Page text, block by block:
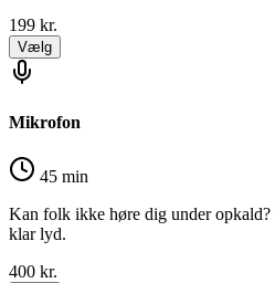
199 kr.
Vælg
Mikrofon
45 min
Kan folk ikke høre dig under
klar lyd.
400 kr.